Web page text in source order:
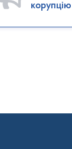
корупцію